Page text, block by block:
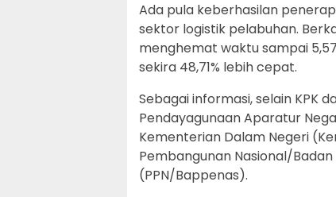
Ada pula keberhasilan
sektor logistik pelabuhan.
menghemat waktu sampai
sekira 48,71% lebih cepat.
Sebagai informasi, selain KPK
Pendayagunaan Aparatur
Kementerian Dalam Negeri
Pembangunan Nasional/
(PPN/Bappenas).